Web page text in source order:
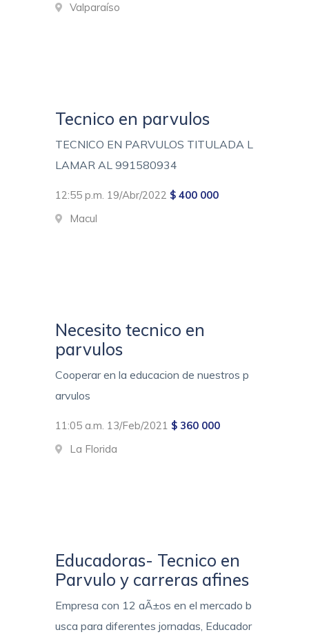
Valparaíso
Tecnico en parvulos
TECNICO EN PARVULOS TITULADA L
LAMAR AL 991580934
12:55 p.m. 19/Abr/2022 $ 400 000
Macul
Necesito tecnico en
parvulos
Cooperar en la educacion de nuestros p
arvulos
11:05 a.m. 13/Feb/2021 $ 360 000
La Florida
Educadoras- Tecnico en
Parvulo y carreras afines
Empresa con 12 aÃ±os en el mercado b
usca para diferentes jornadas, Educador